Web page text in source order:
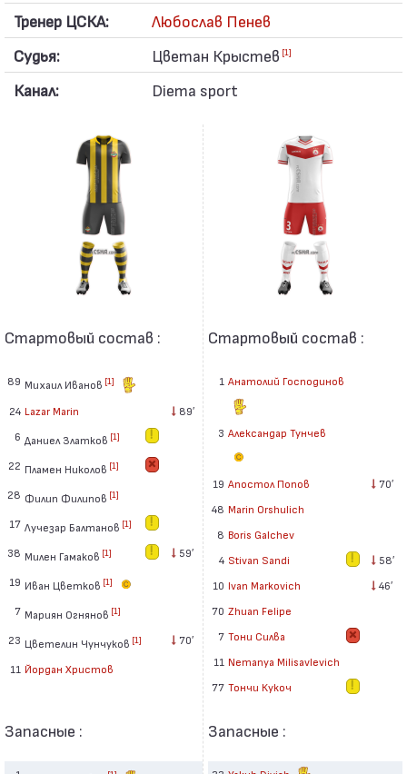
Тренер ЦСКА:
Любослав Пенев
Судья:
Цветан Крыстев [1]
Канал: Diema sport
Стартовый состав :
89 Михаил Иванов [1]
24 Lazar Marin
89′
6 Даниел Златков [1]
22 Пламен Николов [1]
28 Филип Филипов [1]
17 Лучезар Балтанов [1]
38 Милен Гамаков [1] 59′
19 Иван Цветков [1]
7 Мариян Огнянов [1]
23 Цветелин Чунчуков [1] 70′
11 Йордан Христов
Запасные :
Стартовый состав :
1 Анатолий Господинов
3 Александар Тунчев
19 Апостол Попов
70′
48 Marin Orshulich
8 Boris Galchev
4 Stivan Sandi
58′
10 Ivan Markovich
46′
70 Zhuan Felipe
7 Тони Силва
11 Nemanya Milisavlevich
77 Тончи Кукоч
Запасные :